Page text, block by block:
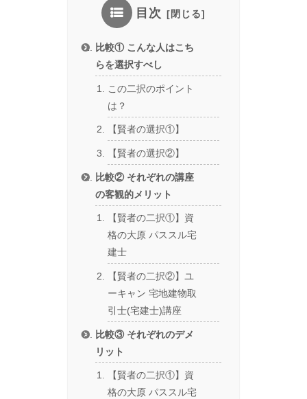
目次
比較① こんな人はこち
らを選択すべし
この二択のポイント
は？
【賢者の選択①】
【賢者の選択②】
比較② それぞれの講座
の客観的メリット
【賢者の二択①】資
格の大原 パススル宅
建士
【賢者の二択②】ユ
ーキャン 宅地建物取
引士(宅建士)講座
比較③ それぞれのデメ
リット
【賢者の二択①】資
格の大原 パススル宅